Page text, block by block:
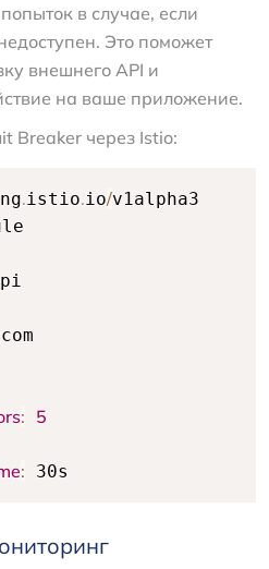
в случае, если
Это поможет
внешнего API и
на ваше приложение.
Breaker через Istio:
.istio.io/
com
: 5
: 30s